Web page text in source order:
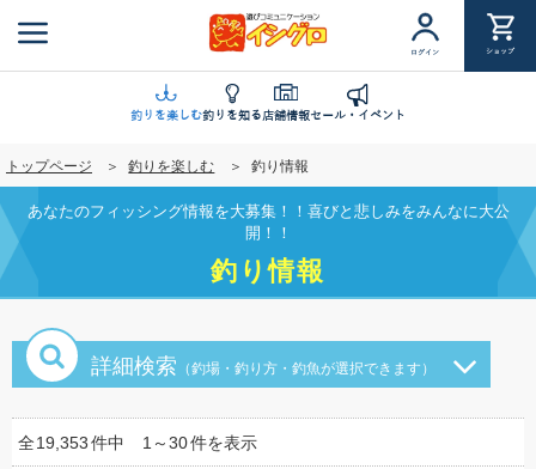
ン
に
移
動
ログイン ショップ
釣りを楽しむ釣りを知る店舗情報セール・イベント
トップページ 釣りを楽しむ 釣り情報
あなたのフィッシング情報を大募集！！喜びと悲しみをみんなに大公
開！！
釣り情報
詳細検索 （釣場・釣り方・釣魚が選択できます）
全19,353件中 1～30件を表示